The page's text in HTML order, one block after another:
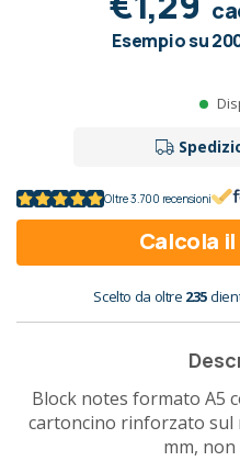
Esempio su
Oltre 3.700 recensioni
Calcola
Scelto da oltre 235
Block notes formato A5
cartoncino rinforzato sul
mm,